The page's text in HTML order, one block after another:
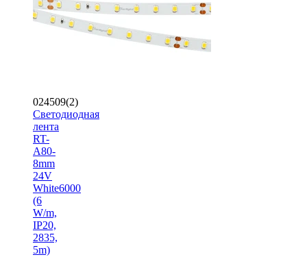
024509(2)
Светодиодная
лента
RT-
A80-
8mm
24V
White6000
(6
W/m,
IP20,
2835,
5m)